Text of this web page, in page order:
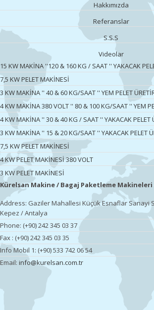
Hakkımızda
Referanslar
S.S.S
Videolar
15 KW MAKİNA ''120 & 160 KG / SAAT '' YAKACAK
7,5 KW PELET MAKİNESİ
3 KW MAKİNA '' 40 & 60 KG/SAAT '' YEM PELET
4 KW MAKİNA 380 VOLT '' 80 & 100 KG/SAAT '' YEM
4 KW MAKİNA '' 30 & 40 KG / SAAT '' YAKACAK PELET
3 KW MAKİNA '' 15 & 20 KG/SAAT '' YAKACAK PELET
7,5 KW PELET MAKİNESİ
4 KW PELET MAKİNESİ 380 VOLT
3 KW PELET MAKİNESİ
Kürelsan Makine / Bagaj Paketleme
Address: Gaziler Mahallesi Küçük Esnaflar Sanayi
Kepez / Antalya
Phone: (+90) 242 345 03 37
Fax : (+90) 242 345 03 35
Info Mobil 1: (+90) 533 742 06 54
Email: info@kurelsan.com.tr